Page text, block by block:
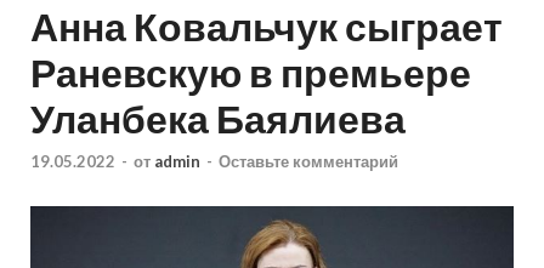
Анна Ковальчук сыграет
Раневскую в премьере
Уланбека Баялиева
19.05.2022 - от admin - Оставьте комментарий